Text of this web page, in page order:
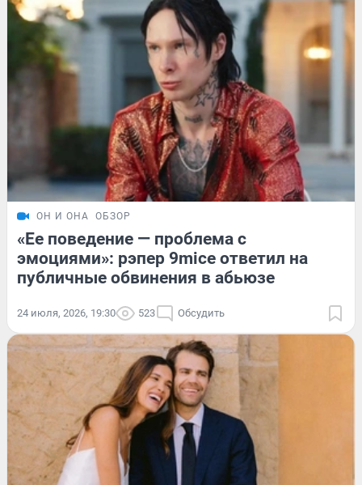
ОН И ОНА ОБЗОР
«Ее поведение — проблема с
эмоциями»: рэпер 9mice ответил на
публичные обвинения в абьюзе
24 июля, 2026, 19:30 523 Обсудить